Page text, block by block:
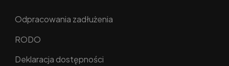
Odpracowania zadłużenia
RODO
Deklaracja dostępności